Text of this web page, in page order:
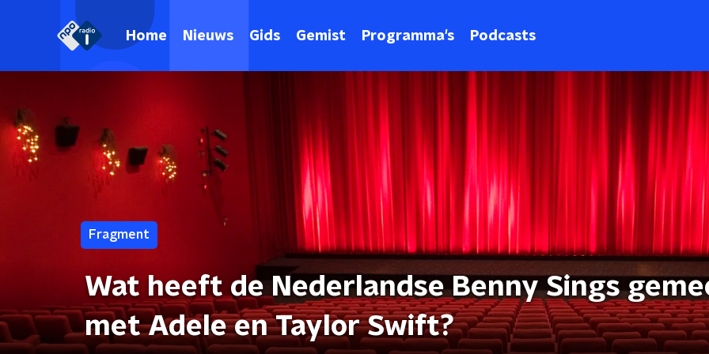
Home Nieuws Gids Gemist Programma's Podcasts
Fragment
Wat heeft de Nederlandse Benny Sings
met Adele en Taylor Swift?